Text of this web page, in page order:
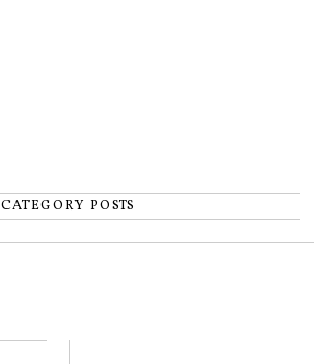
CATEGORY POSTS